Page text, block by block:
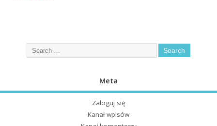
Meta
Zaloguj się
Kanał wpisów